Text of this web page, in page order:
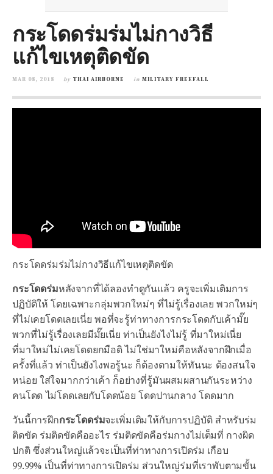
กระโดดร่มร่มไม่กางวิธี
แก้ไขเหตุติดขัด
MAR 08, 2018 by THAI AIRBORNE in MILITARY FREEFALL
กระโดดร่มร่มไม่กางวิธีแก้ไขเหตุติดขัด
กระโดดร่มหลังจากที่ได้ลองทำดูกันแล้ว ครูจะเพิ่มเติมการ
ปฏิบัติให้ โดยเฉพาะกลุ่มพวกใหม่ๆ ที่ไม่รู้เรื่องเลย พวกใหม่ๆ
ที่ไม่เคยโดดเลยเนี่ย พอที่จะรู้ท่าทางการกระโดดกับเค้ามั๊ย
พวกที่ไม่รู้เรื่องเลยมีมั๊ยเนี่ย ท่าเป็นยังไงไม่รู้ ที่มาใหม่เนี่ย
ที่มาใหม่ไม่เคยโดดยกมือดิ ไม่ใช่มาใหม่คือหลังจากฝึกเมื่อ
ครั้งที่แล้ว ท่าเป็นยังไงพอรู้นะ ก็ต้องตามให้ทันนะ ต้องสนใจ
หน่อย ใส่ใจมากกว่าเค้า ก็อย่างที่รู้มันผสมผสานกันระหว่าง
คนโดด ไม่โดดเลยกับโดดน้อย โดดปานกลาง โดดมาก
วันนี้การฝึกกระโดดร่มจะเพิ่มเติมให้กับการปฏิบัติ สำหรับร่ม
ติดขัด ร่มติดขัดคืออะไร ร่มติดขัดคือร่มกางไม่เต็มที่ กางผิด
ปกติ ซึ่งส่วนใหญ่แล้วจะเป็นที่ท่าทางการเปิดร่ม เกือบ
99.99% เป็นที่ท่าทางการเปิดร่ม ส่วนใหญ่ร่มที่เราพับตามขั้น